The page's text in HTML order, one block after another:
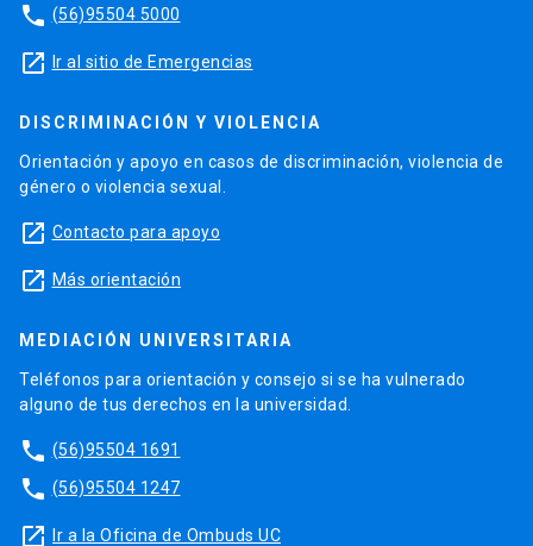
phone (56)95504 5000
launch Ir al sitio de Emergencias
DISCRIMINACIÓN Y VIOLENCIA
Orientación y apoyo en casos de discriminación, violencia de
género o violencia sexual.
launch Contacto para apoyo
launch Más orientación
MEDIACIÓN UNIVERSITARIA
Teléfonos para orientación y consejo si se ha vulnerado
alguno de tus derechos en la universidad.
phone (56)95504 1691
phone (56)95504 1247
launch Ir a la Oficina de Ombuds UC